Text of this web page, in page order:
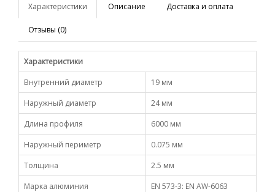
Характеристики Описание Доставка и оплата
Отзывы (0)
Характеристики
Внутренний диаметр
19 мм
Наружный диаметр
24 мм
Длина профиля
6000 мм
Наружный периметр
0.075 мм
Толщина
2.5 мм
Марка алюминия
EN 573-3: EN AW-6063